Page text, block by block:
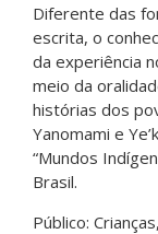
Diferente das
escrita, o
da experiência
meio da
histórias dos
Yanomami e
“Mundos
Brasil.
Público: